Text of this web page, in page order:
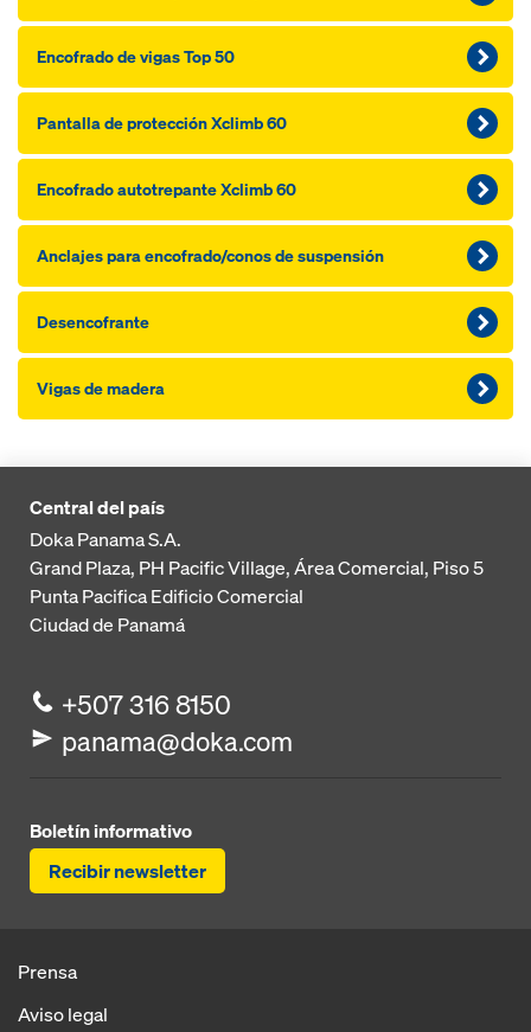
Encofrado de vigas Top 50
Pantalla de protección Xclimb 60
Encofrado autotrepante Xclimb 60
Anclajes para encofrado/conos de suspensión
Desencofrante
Vigas de madera
Central del país
Doka Panama S.A.
Grand Plaza, PH Pacific Village, Área Comercial, Piso 5
Punta PacificaEdificio Comercial
Ciudad de Panamá
+507 316 8150
panama@doka.com
Boletín informativo
Recibir newsletter
Prensa
Aviso legal